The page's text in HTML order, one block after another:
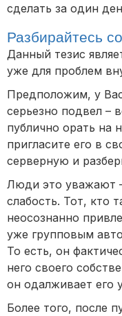
сделать за один
Разбирайтесь
Данный тезис
уже для проблем
Предположим, у
серьезно подвел –
публично орать на
пригласите его в
серверную и
Люди это уважают
слабость. Тот, кто
неосознанно
уже групповым
То есть, он
него своего
он одалживает его
Более того, после